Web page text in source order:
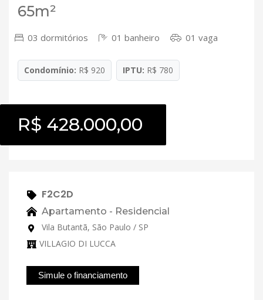
65m²
03 dormitórios 01 banheiro 01 vaga
Condomínio: R$ 920 IPTU: R$ 780
R$ 428.000,00
F2C2D
Apartamento - Residencial
Vila Butantã, São Paulo / SP
VILLAGIO DI LUCCA
Simule o financiamento